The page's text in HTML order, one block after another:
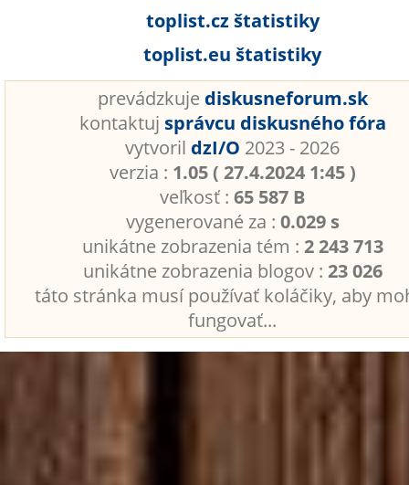
toplist.cz štatistiky
toplist.eu štatistiky
prevádzkuje diskusneforum.sk
kontaktuj správcu diskusného fóra
vytvoril dzI/O 2023 - 2026
verzia : 1.05 ( 27.4.2024 1:45 )
veľkosť :65 587 B
vygenerované za : 0.029 s
unikátne zobrazenia tém : 2 243 713
unikátne zobrazenia blogov : 23 026
táto stránka musí používať koláčiky, aby
fungovať...